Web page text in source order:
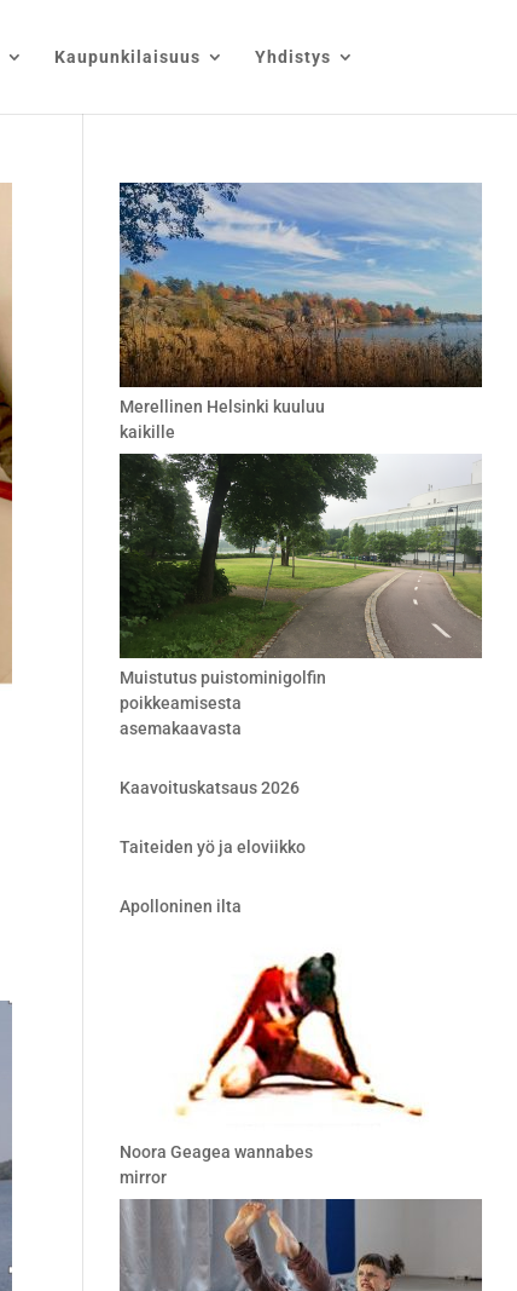
Kaupunkilaisuus Yhdistys
Merellinen Helsinki kuuluu
kaikille
Muistutus puistominigolfin
poikkeamisesta
asemakaavasta
Kaavoituskatsaus 2026
Taiteiden yö ja eloviikko
Apolloninen ilta
Noora Geagea wannabes
mirror